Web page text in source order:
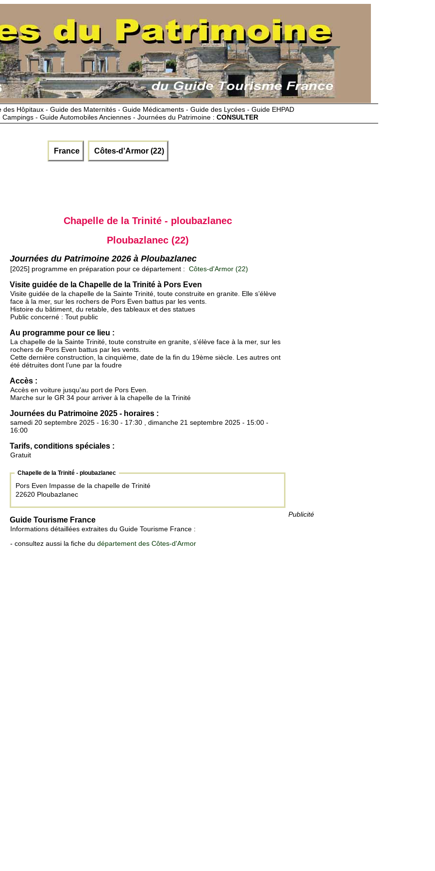
Hôpitaux - Guide des Maternités - Guide Médicaments - Guide des Lycées - Guide EHPAD
- Guide Automobiles Anciennes - Journées du Patrimoine : CONSULTER
France Côtes-d'Armor (22)
Publicité
Chapelle de la Trinité - ploubazlanec
Ploubazlanec (22)
Journées du Patrimoine 2026 à Ploubazlanec
[2025] programme en préparation pour ce département : Côtes-d'Armor (22)
Visite guidée de la Chapelle de la Trinité à Pors Even
Visite guidée de la chapelle de la Sainte Trinité, toute construite en granite. Elle s’élève
face à la mer, sur les rochers de Pors Even battus par les vents.
Histoire du bâtiment, du retable, des tableaux et des statues
Public concerné : Tout public
Au programme pour ce lieu :
La chapelle de la Sainte Trinité, toute construite en granite, s’élève face à la mer, sur les
rochers de Pors Even battus par les vents.
Cette dernière construction, la cinquième, date de la fin du 19ème siècle. Les autres ont
été détruites dont l’une par la foudre
Accès :
Accès en voiture jusqu'au port de Pors Even.
Marche sur le GR 34 pour arriver à la chapelle de la Trinité
Journées du Patrimoine 2025 - horaires :
samedi 20 septembre 2025 - 16:30 - 17:30 , dimanche 21 septembre 2025 - 15:00 -
16:00
Tarifs, conditions spéciales :
Gratuit
Chapelle de la Trinité - ploubazlanec
Pors Even Impasse de la chapelle de Trinité
22620 Ploubazlanec
Guide Tourisme France
Informations détaillées extraites du Guide Tourisme France :
- consultez aussi la fiche du département des Côtes-d'Armor